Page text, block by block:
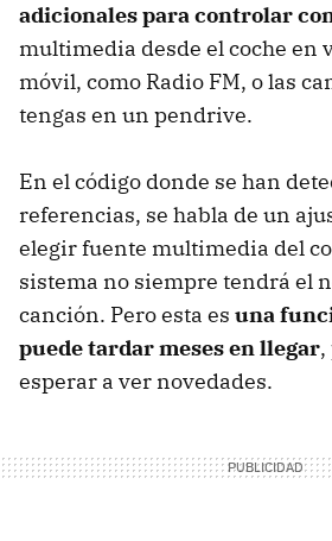
adicionales para controlar
multimedia desde el coche en
móvil, como Radio FM, o las
tengas en un pendrive.
En el código donde se han
referencias, se habla de un
elegir fuente multimedia del
sistema no siempre tendrá el
canción. Pero esta es una
puede tardar meses en llegar,
esperar a ver novedades.